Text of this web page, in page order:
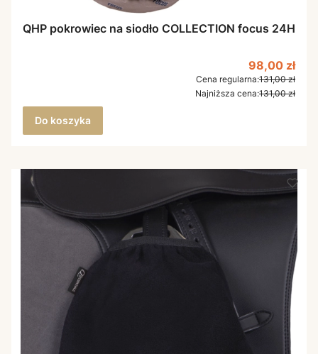
QHP pokrowiec na siodło COLLECTION focus 24H
Cena
98,00 zł
Cena regularna:131,00 zł
Najniższa cena:131,00 zł
Do koszyka